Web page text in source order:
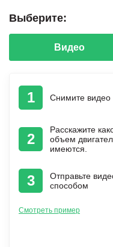
Выберите:
Видео
1 Снимите
2
Расскажите
объем
имеются.
3
Отправьте
способом
Смотреть пример